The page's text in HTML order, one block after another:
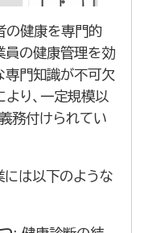
の健康を専門的
員の健康管理を効
専門知識が不可欠
り、一定規模以
務付けられてい
には以下のような